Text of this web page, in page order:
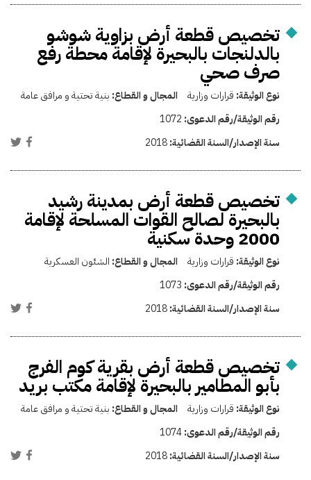
تخصيص قطعة أرض بزاوية شوشو
بالدلنجات بالبحيرة لإقامة محطة رفع
صرف صحي
نوع الوثيقة: قرارات وزارية المجال و القطاع: بنية تحتية و مرافق عامة
رقم الوثيقة/رقم الدعوى: 1072
سنة الإصدار/السنة القضائية:2018
تخصيص قطعة أرض بمدينة رشيد
بالبحيرة لصالح القوات المسلحة لإقامة
2000 وحدة سكنية
نوع الوثيقة: قرارات وزارية المجال و القطاع: الشئون العسكرية
رقم الوثيقة/رقم الدعوى: 1073
سنة الإصدار/السنة القضائية:2018
تخصيص قطعة أرض بقرية كوم الفرج
بأبو المطامير بالبحيرة لإقامة مكتب بريد
نوع الوثيقة: قرارات وزارية المجال و القطاع: بنية تحتية و مرافق عامة
رقم الوثيقة/رقم الدعوى:1074
سنة الإصدار/السنة القضائية:2018